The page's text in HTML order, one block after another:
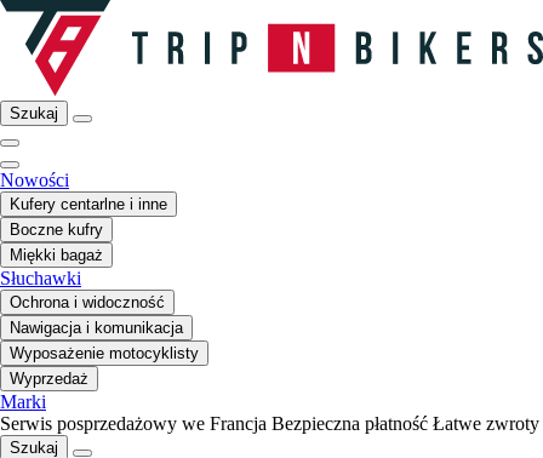
Szukaj
Nowości
Kufery centarlne i inne
Boczne kufry
Miękki bagaż
Słuchawki
Ochrona i widoczność
Nawigacja i komunikacja
Wyposażenie motocyklisty
Wyprzedaż
Marki
Serwis posprzedażowy we Francja Bezpieczna płatność Łatwe zwroty
Szukaj